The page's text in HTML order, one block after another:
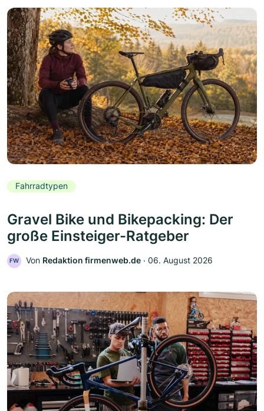
Fahrradtypen
Gravel Bike und Bikepacking: Der
große Einsteiger-Ratgeber
FW Von Redaktion firmenweb.de ‧ 06. August 2026